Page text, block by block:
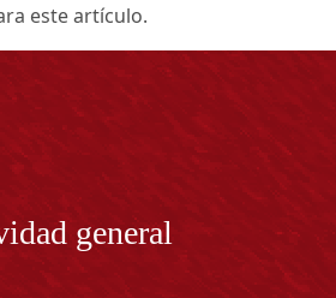
este artículo.
general